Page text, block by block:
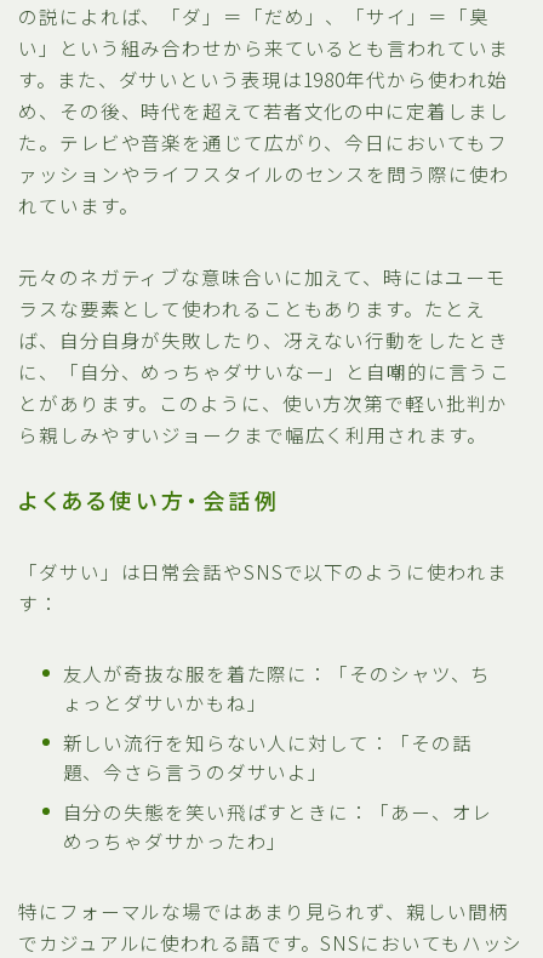
の説によれば、「ダ」＝「だめ」、「サイ」＝「臭
い」という組み合わせから来ているとも言われていま
す。また、ダサいという表現は1980年代から使われ始
め、その後、時代を超えて若者文化の中に定着しまし
た。テレビや音楽を通じて広がり、今日においてもフ
ァッションやライフスタイルのセンスを問う際に使わ
れています。
元々のネガティブな意味合いに加えて、時にはユーモ
ラスな要素として使われることもあります。たとえ
ば、自分自身が失敗したり、冴えない行動をしたとき
に、「自分、めっちゃダサいなー」と自嘲的に言うこ
とがあります。このように、使い方次第で軽い批判か
ら親しみやすいジョークまで幅広く利用されます。
よくある使い方・会話例
「ダサい」は日常会話やSNSで以下のように使われま
す：
友人が奇抜な服を着た際に：「そのシャツ、ち
ょっとダサいかもね」
新しい流行を知らない人に対して：「その話
題、今さら言うのダサいよ」
自分の失態を笑い飛ばすときに：「あー、オレ
めっちゃダサかったわ」
特にフォーマルな場ではあまり見られず、親しい間柄
でカジュアルに使われる語です。SNSにおいてもハッシ